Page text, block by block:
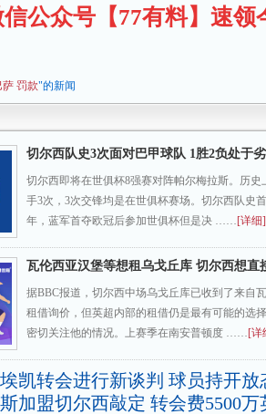
信公众号【77有料】速
萨 罚款"的新闻
切尔西队史3次面对巴甲球队 1胜2负处于
切尔西即将在世俱杯8强赛对阵帕尔梅拉斯。历
手3次，3次交锋均是在世俱杯赛场。切尔西队史
年，蓝军首夺欧冠后参加世俱杯但是决 ……[详细]
瓦伦西亚汉堡等想租乌戈丘库 切尔西想直
据BBC报道，切尔西中场乌戈丘库已收到了来自
租借询价，但英超内部的租借仍是最有可能的选
密切关注他的情况。上赛季在南安普顿度 ……[详
凯转会进行新谈判 球员持开放
加盟切尔西敲定 转会费5500万